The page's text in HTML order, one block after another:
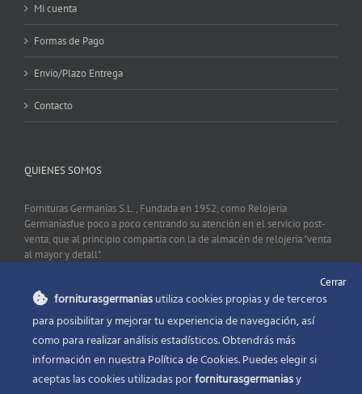
Mi cuenta
Formas de Pago
Envio/Plazo Entrega
Contacto
QUIENES SOMOS
Fornituras Germanías S.L., Fundada en 1952, como Relojería
Germaníasfue poco a poco centrando su atención en el servicio post-
venta, que al principio compartía con la de almacén de relojería "venta
al mayor y detall".
CONTACTO
Fornituras Germanías, Calle Sevilla 2, 46006 Valencia España
Phone:96 341 53 35
Email:info@forniturasgermanias.com
Cerrar
forniturasgermaniasutiliza cookies propias y de terceros
para posibilitar y mejorar tu experiencia de navegación, así
como para realizar análisis estadísticos. Obtendrás más
información en nuestra Política de Cookies. Puedes elegir si
aceptas las cookies utilizadas porforniturasgermaniasy